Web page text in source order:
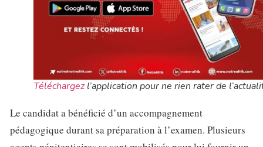
Téléchargezl’application pour ne rien rater de
Le candidat a bénéficié d’un accompagnement
pédagogique durant sa préparation à l’examen. Plusieurs